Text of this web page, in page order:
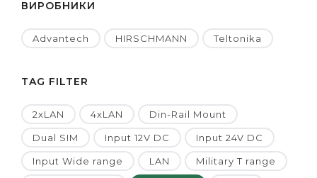
ВИРОБНИКИ
Advantech HIRSCHMANN Teltonika
TAG FILTER
2xLAN 4xLAN Din-Rail Mount
Dual SIM Input 12V DC Input 24V DC
Input Wide range LAN Military T range